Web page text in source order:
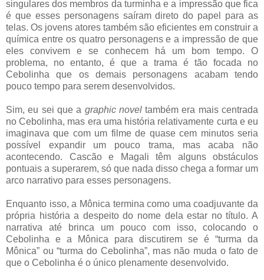
singulares dos membros da turminha e a impressão que fica
é que esses personagens saíram direto do papel para as
telas. Os jovens atores também são eficientes em construir a
química entre os quatro personagens e a impressão de que
eles convivem e se conhecem há um bom tempo. O
problema, no entanto, é que a trama é tão focada no
Cebolinha que os demais personagens acabam tendo
pouco tempo para serem desenvolvidos.
Sim, eu sei que a graphic noveltambém era mais centrada
no Cebolinha, mas era uma história relativamente curta e eu
imaginava que com um filme de quase cem minutos seria
possível expandir um pouco trama, mas acaba não
acontecendo. Cascão e Magali têm alguns obstáculos
pontuais a superarem, só que nada disso chega a formar um
arco narrativo para esses personagens.
Enquanto isso, a Mônica termina como uma coadjuvante da
própria história a despeito do nome dela estar no título. A
narrativa até brinca um pouco com isso, colocando o
Cebolinha e a Mônica para discutirem se é “turma da
Mônica” ou “turma do Cebolinha”, mas não muda o fato de
que o Cebolinha é o único plenamente desenvolvido.